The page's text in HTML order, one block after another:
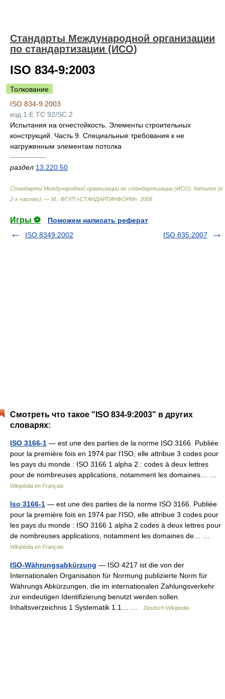
Стандарты Международной организации
по стандартизации (ИСО)
ISO 834-9:2003
Толкование
ISO 834-9:2003
изд.1 E TC 92/SC 2
Испытания на огнестойкость. Элементы строительных
конструкций. Часть 9. Специальные требования к не
нагруженным элементам потолка
—————
раздел 13.220.50
Стандарты Международной организации по стандартизации (ИСО). Каталог (в
2-х частях). — М.: ФГУП «СТАНДАРТИНФОРМ» 2008
Игры ⚽
Поможем написать реферат
ISO 8349:2002
ISO 835:2007
Смотреть что такое "ISO 834-9:2003" в других
словарях:
ISO 3166-1 — est une des parties de la norme ISO 3166. Publiée
pour la première fois en 1974 par l’ISO, elle attribue 3 codes pour
les pays du monde : ISO 3166 1 alpha 2 : codes à deux lettres
pour de nombreuses applications, notamment les domaines… …
Wikipédia en Français
Iso 3166-1 — est une des parties de la norme ISO 3166. Publiée
pour la première fois en 1974 par l’ISO, elle attribue 3 codes pour
les pays du monde : ISO 3166 1 alpha 2 codes à deux lettres pour
de nombreuses applications, notamment les domaines de… …
Wikipédia en Français
ISO-Währungsabkürzung — ISO 4217 ist die von der
Internationalen Organisation für Normung publizierte Norm für
Währungs Abkürzungen, die im internationalen Zahlungsverkehr
zur eindeutigen Identifizierung benutzt werden sollen.
Inhaltsverzeichnis 1 Systematik 1.1… …
Deutsch Wikipedia